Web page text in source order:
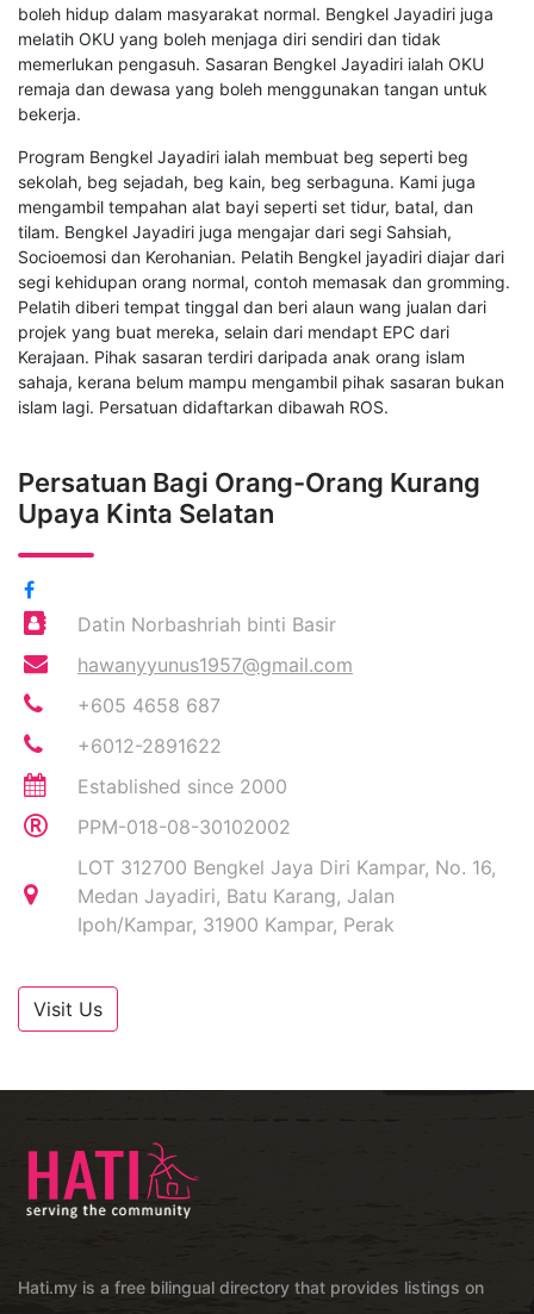
boleh hidup dalam masyarakat normal. Bengkel Jayadiri juga
melatih OKU yang boleh menjaga diri sendiri dan tidak
memerlukan pengasuh. Sasaran Bengkel Jayadiri ialah OKU
remaja dan dewasa yang boleh menggunakan tangan untuk
bekerja.
Program Bengkel Jayadiri ialah membuat beg seperti beg
sekolah, beg sejadah, beg kain, beg serbaguna. Kami juga
mengambil tempahan alat bayi seperti set tidur, batal, dan
tilam. Bengkel Jayadiri juga mengajar dari segi Sahsiah,
Socioemosi dan Kerohanian. Pelatih Bengkel jayadiri diajar dari
segi kehidupan orang normal, contoh memasak dan gromming.
Pelatih diberi tempat tinggal dan beri alaun wang jualan dari
projek yang buat mereka, selain dari mendapt EPC dari
Kerajaan. Pihak sasaran terdiri daripada anak orang islam
sahaja, kerana belum mampu mengambil pihak sasaran bukan
islam lagi. Persatuan didaftarkan dibawah ROS.
Persatuan Bagi Orang-Orang Kurang
Upaya Kinta Selatan
Datin Norbashriah binti Basir
hawanyyunus1957@gmail.com
+605 4658 687
+6012-2891622
Established since 2000
PPM-018-08-30102002
LOT 312700 Bengkel Jaya Diri Kampar, No. 16,
Medan Jayadiri, Batu Karang, Jalan
Ipoh/Kampar, 31900 Kampar, Perak
Visit Us
Hati.my is a free bilingual directory that provides listings on